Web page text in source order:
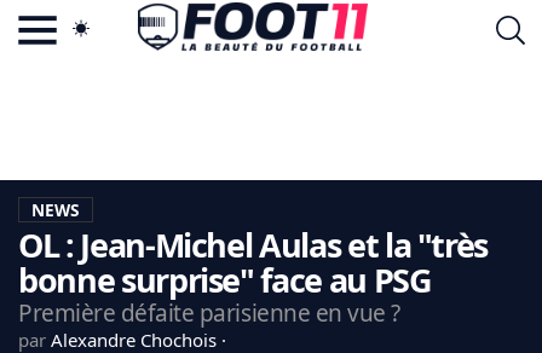
LA CHARTE
VIE PRIVÉE
CGU
CONTACTEZ-NOUS
NEWS
OL : Jean-Michel Aulas et la "très
bonne surprise" face au PSG
Première défaite parisienne en vue ?
par Alexandre Chochois